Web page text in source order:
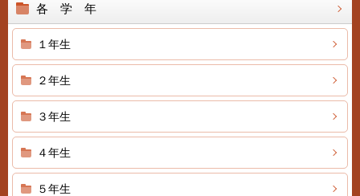
各 学 年
１年生
２年生
３年生
４年生
５年生